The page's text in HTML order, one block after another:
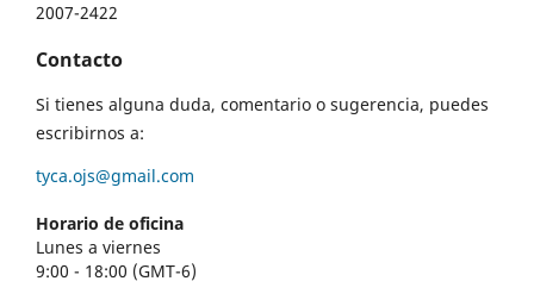
2007-2422
Contacto
Si tienes alguna duda, comentario o sugerencia, puedes
escribirnos a:
tyca.ojs@gmail.com
Horario de oficina
Lunes a viernes
9:00 - 18:00 (GMT-6)